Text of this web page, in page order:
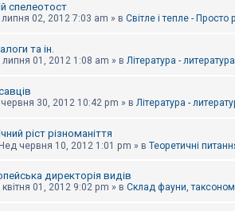
спелеотост
липня 02, 2012 7:03 am » в Світле і тепле - Просто
та ін.
липня 01, 2012 1:08 am » в Література - литература
30, 2012 10:42 pm » в Література -
ріст різноманіття
Нед червня 10, 2012 1:01 pm » в Теоретичні
директорія видів
01, 2012 9:02 pm » в Склад фауни,